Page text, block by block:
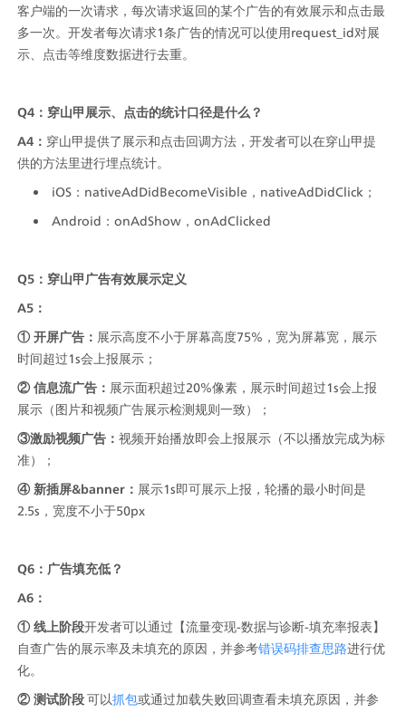
客户端的一次请求，每次请求返回的某个广告的有效展示和点击最
多一次。开发者每次请求1条广告的情况可以使用request_id对展
示、点击等维度数据进行去重。
Q4：穿山甲展示、点击的统计口径是什么？
A4： 穿山甲提供了展示和点击回调方法，开发者可以在穿山甲提
供的方法里进行埋点统计。
iOS：nativeAdDidBecomeVisible，nativeAdDidClick；
Android：onAdShow，onAdClicked
Q5：穿山甲广告有效展示定义
A5：
① 开屏广告： 展示高度不小于屏幕高度75%，宽为屏幕宽，展示
时间超过1s会上报展示；
② 信息流广告： 展示面积超过20%像素，展示时间超过1s会上报
展示（图片和视频广告展示检测规则一致）；
③激励视频广告：视频开始播放即会上报展示（不以播放完成为标
准）；
④ 新插屏&banner： 展示1s即可展示上报，轮播的最小时间是
2.5s，宽度不小于50px
Q6：广告填充低？
A6：
① 线上阶段开发者可以通过【流量变现-数据与诊断-填充率报表】
自查广告的展示率及未填充的原因，并参考错误码排查思路进行优
化。
② 测试阶段 可以抓包或通过加载失败回调查看未填充原因，并参